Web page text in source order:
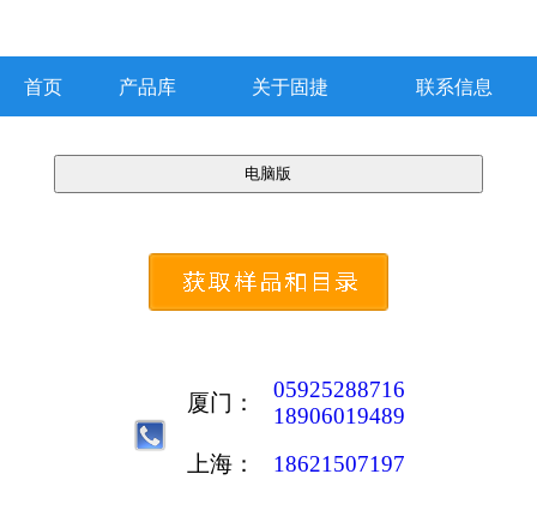
首页 产品库 关于固捷 联系信息
厦门：
05925288716
18906019489
上海：
18621507197